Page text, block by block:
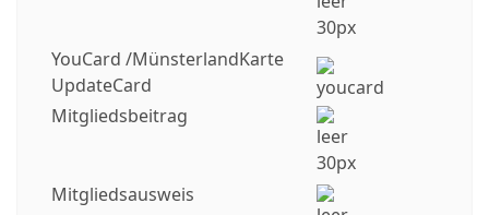
YouCard /MünsterlandKarte
UpdateCard
Mitgliedsbeitrag
Mitgliedsausweis